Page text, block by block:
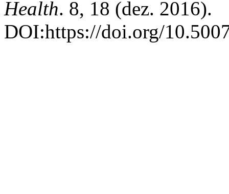
Health. 8, 18 (dez. 2016).
DOI:https://doi.org/